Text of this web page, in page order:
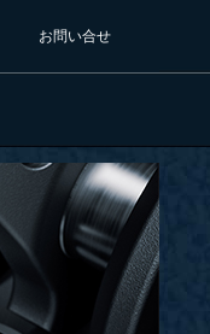
お問い合せ